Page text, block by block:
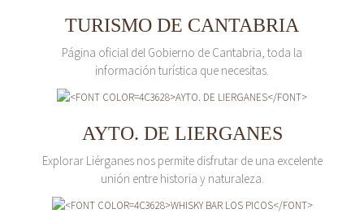
TURISMO DE CANTABRIA
Página oficial del Gobierno de Cantabria, toda la
información turística que necesitas.
AYTO. DE LIERGANES
Explorar Liérganes nos permite disfrutar de una excelente
unión entre historia y naturaleza.